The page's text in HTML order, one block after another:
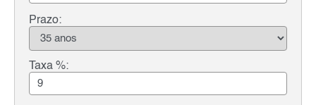
Prazo:
Taxa %: